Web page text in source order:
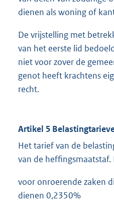
dienen als woning of
De vrijstelling met
van het eerste lid
niet voor zover de
genot heeft krachtens
recht.
Artikel 5
Het tarief van de
van de
voor onroerende zaken
dienen 0,2350%